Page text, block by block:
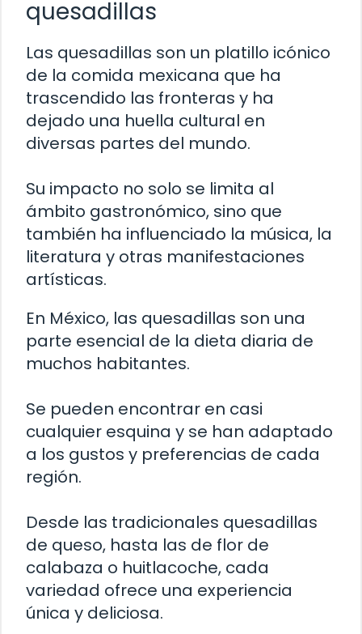
quesadillas
Las quesadillas son un platillo icónico
de la comida mexicana que ha
trascendido las fronteras y ha
dejado una huella cultural en
diversas partes del mundo.
Su impacto no solo se limita al
ámbito gastronómico, sino que
también ha influenciado la música, la
literatura y otras manifestaciones
artísticas.
En México, las quesadillas son una
parte esencial de la dieta diaria de
muchos habitantes.
Se pueden encontrar en casi
cualquier esquina y se han adaptado
a los gustos y preferencias de cada
región.
Desde las tradicionales quesadillas
de queso, hasta las de flor de
calabaza o huitlacoche, cada
variedad ofrece una experiencia
única y deliciosa.